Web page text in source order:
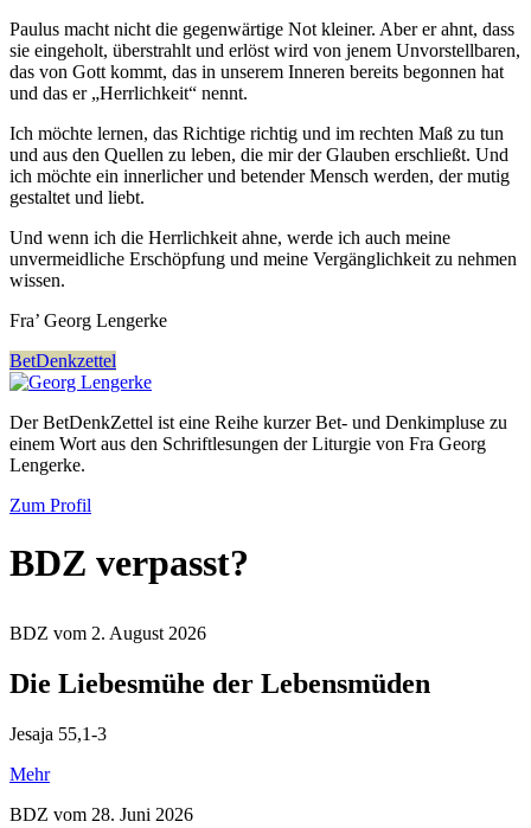
Paulus macht nicht die gegenwärtige Not kleiner. Aber er ahnt, dass
sie eingeholt, überstrahlt und erlöst wird von jenem Unvorstellbaren,
das von Gott kommt, das in unserem Inneren bereits begonnen hat
und das er „Herrlichkeit“ nennt.
Ich möchte lernen, das Richtige richtig und im rechten Maß zu tun
und aus den Quellen zu leben, die mir der Glauben erschließt. Und
ich möchte ein innerlicher und betender Mensch werden, der mutig
gestaltet und liebt.
Und wenn ich die Herrlichkeit ahne, werde ich auch meine
unvermeidliche Erschöpfung und meine Vergänglichkeit zu nehmen
wissen.
Fra’ Georg Lengerke
BetDenkzettel
Der BetDenkZettel ist eine Reihe kurzer Bet- und Denkimpluse zu
einem Wort aus den Schriftlesungen der Liturgie von Fra Georg
Lengerke.
Zum Profil
BDZ verpasst?
BDZ vom 2. August 2026
Die Liebesmühe der Lebensmüden
Jesaja 55,1-3
Mehr
BDZ vom 28. Juni 2026